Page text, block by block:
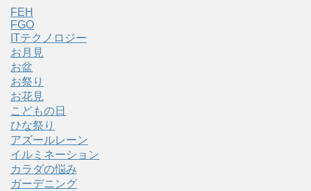
FEH
FGO
ITテクノロジー
お月見
お盆
お祭り
お花見
こどもの日
ひな祭り
アズールレーン
イルミネーション
カラダの悩み
ガーデニング